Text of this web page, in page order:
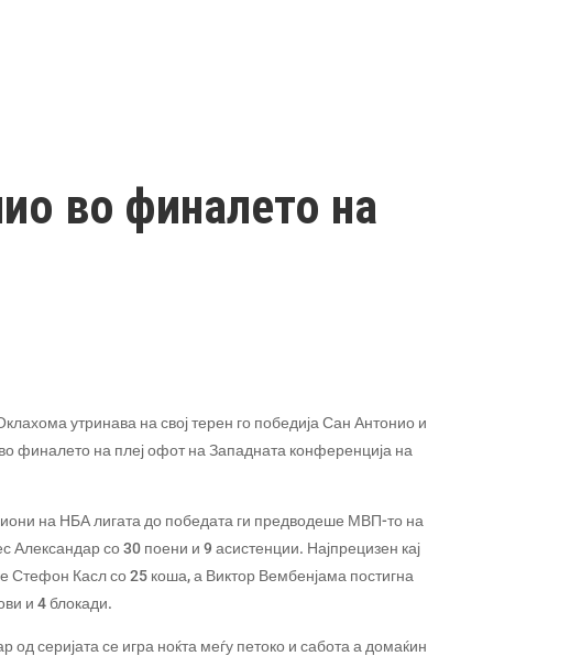
во финалето на
утринава на свој терен го победија Сан Антонио и
финалето на плеј офот на Западната конференција на
на НБА лигата до победата ги предводеше МВП-то на
Александар со 30 поени и 9 асистенции. Најпрецизен кај
Стефон Касл со 25 коша, а Виктор Вембенјама постигна
и 4 блокади.
од серијата се игра ноќта меѓу петоко и сабота а домаќин